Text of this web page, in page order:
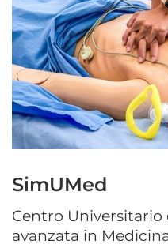
SimUMed
Centro
avanzata in